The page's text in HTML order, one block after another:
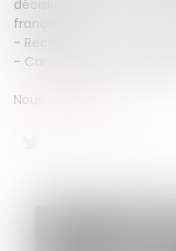
décision de refus de
français,
- Recours contre une
- Contentieux de la
Nous contacter